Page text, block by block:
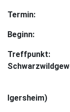
Termin:
Beginn:
Treffpunkt:
97999
Igersheim)